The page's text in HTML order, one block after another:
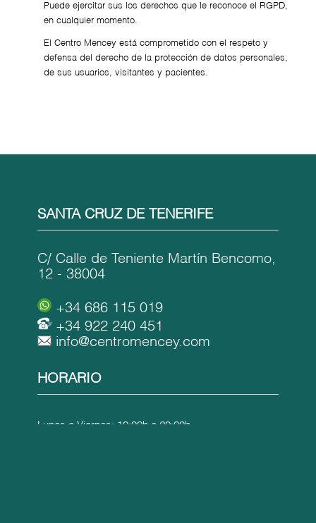
Puede ejercitar sus los derechos que le reconoce el RGPD,
en cualquier momento.
El Centro Mencey está comprometido con el respeto y
defensa del derecho de la protección de datos personales,
de sus usuarios, visitantes y pacientes.
SANTA CRUZ DE TENERIFE
C/ Calle de Teniente Martín Bencomo,
12 - 38004
+34 686 115 019
+34 922 240 451
info@centromencey.com
HORARIO
Lunes a Viernes: 10:00h a 20:00h